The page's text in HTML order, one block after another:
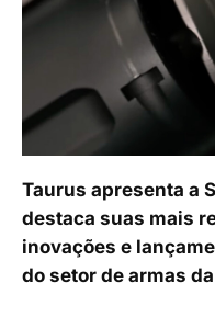
Taurus apresenta a
destaca suas mais
inovações e
do setor de armas